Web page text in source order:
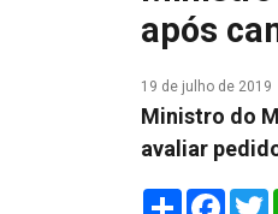
após
19 de julho de 2019
Ministro do
avaliar
Share